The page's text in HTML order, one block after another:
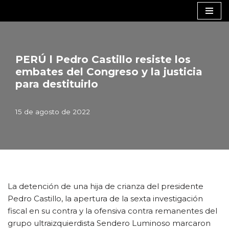
contenido
PERÚ l Pedro Castillo resiste los
embates del Congreso y la justicia
para destituirlo
15 de agosto de 2022
La detención de una hija de crianza del presidente
Pedro Castillo, la apertura de la sexta investigación
fiscal en su contra y la ofensiva contra remanentes del
grupo ultraizquierdista Sendero Luminoso marcaron